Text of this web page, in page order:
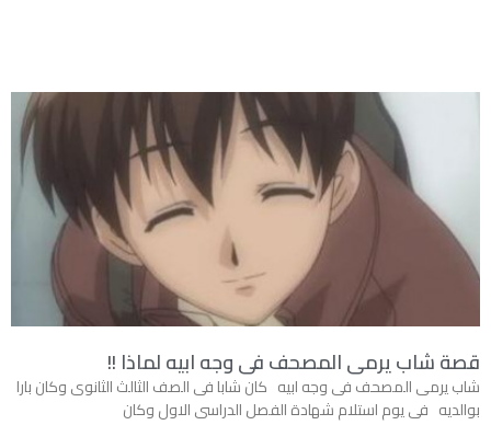
قصة شاب يرمى المصحف فى وجه ابيه لماذا !!
شاب يرمى المصحف فى وجه ابيه كان شابا فى الصف الثالث الثانوى وكان بارا
بوالديه فى يوم استلام شهادة الفصل الدراسى الاول وكان